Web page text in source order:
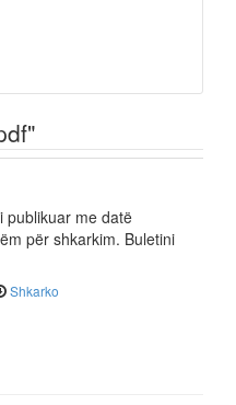
publikuar me datë
për shkarkim. Buletini
Shkarko